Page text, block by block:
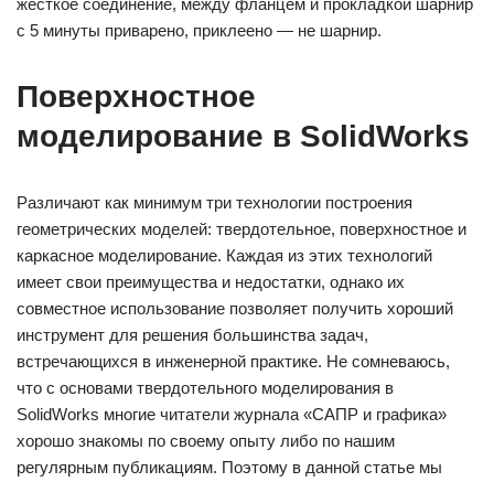
с 5 минуты приварено, приклеено — не шарнир.
Поверхностное
моделирование в SolidWorks
Различают как минимум три технологии построения
геометрических моделей: твердотельное, поверхностное и
каркасное моделирование. Каждая из этих технологий
имеет свои преимущества и недостатки, однако их
совместное использование позволяет получить хороший
инструмент для решения большинства задач,
встречающихся в инженерной практике. Не сомневаюсь,
что с основами твердотельного моделирования в
SolidWorks многие читатели журнала «САПР и графика»
хорошо знакомы по своему опыту либо по нашим
регулярным публикациям. Поэтому в данной статье мы